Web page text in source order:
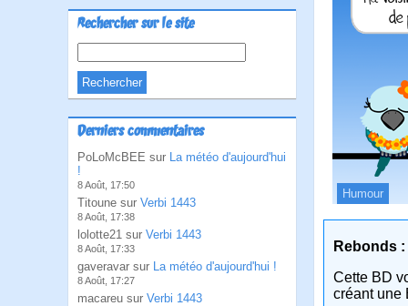
Rechercher sur le site
Derniers commentaires
PoLoMcBEE sur La météo d'aujourd'hui
!
8 Août, 17:50
Titoune sur Verbi 1443
8 Août, 17:38
lolotte21 sur Verbi 1443
8 Août, 17:33
gaveravar sur La météo d'aujourd'hui !
8 Août, 17:27
macareu sur Verbi 1443
Humour
Rebonds :
Cette BD
créant une